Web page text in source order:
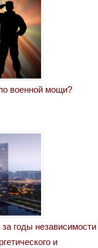
военной мощи?
годы независимости
и